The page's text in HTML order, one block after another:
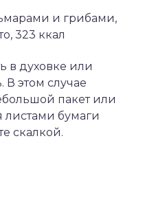
в духовке или
этом случае
пакет или
бумаги
скалкой.